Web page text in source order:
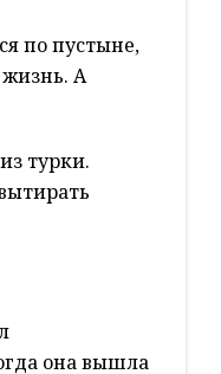
по пустыне,
А
турки.
она вышла